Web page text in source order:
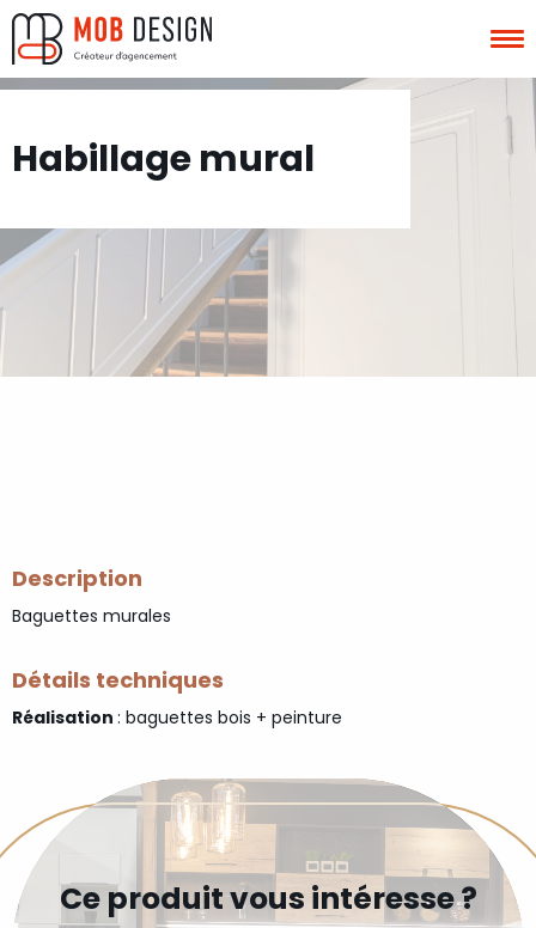
Habillage mural
Description
Baguettes murales
Détails techniques
Réalisation : baguettes bois + peinture
Ce produit vous intéresse ?